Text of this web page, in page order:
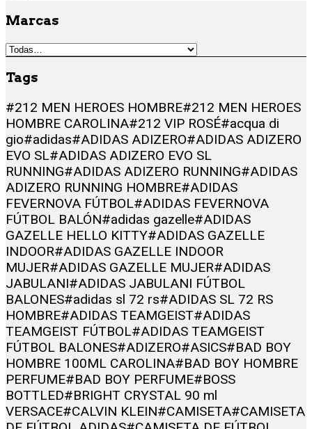
Marcas
Tags
#212 MEN HEROES HOMBRE#212 MEN HEROES
HOMBRE CAROLINA#212 VIP ROSÉ#acqua di
gio#adidas#ADIDAS ADIZERO#ADIDAS ADIZERO
EVO SL#ADIDAS ADIZERO EVO SL
RUNNING#ADIDAS ADIZERO RUNNING#ADIDAS
ADIZERO RUNNING HOMBRE#ADIDAS
FEVERNOVA FÚTBOL#ADIDAS FEVERNOVA
FÚTBOL BALÓN#adidas gazelle#ADIDAS
GAZELLE HELLO KITTY#ADIDAS GAZELLE
INDOOR#ADIDAS GAZELLE INDOOR
MUJER#ADIDAS GAZELLE MUJER#ADIDAS
JABULANI#ADIDAS JABULANI FÚTBOL
BALONES#adidas sl 72 rs#ADIDAS SL 72 RS
HOMBRE#ADIDAS TEAMGEIST#ADIDAS
TEAMGEIST FÚTBOL#ADIDAS TEAMGEIST
FÚTBOL BALONES#ADIZERO#ASICS#BAD BOY
HOMBRE 100ML CAROLINA#BAD BOY HOMBRE
PERFUME#BAD BOY PERFUME#BOSS
BOTTLED#BRIGHT CRYSTAL 90 ml
VERSACE#CALVIN KLEIN#CAMISETA#CAMISETA